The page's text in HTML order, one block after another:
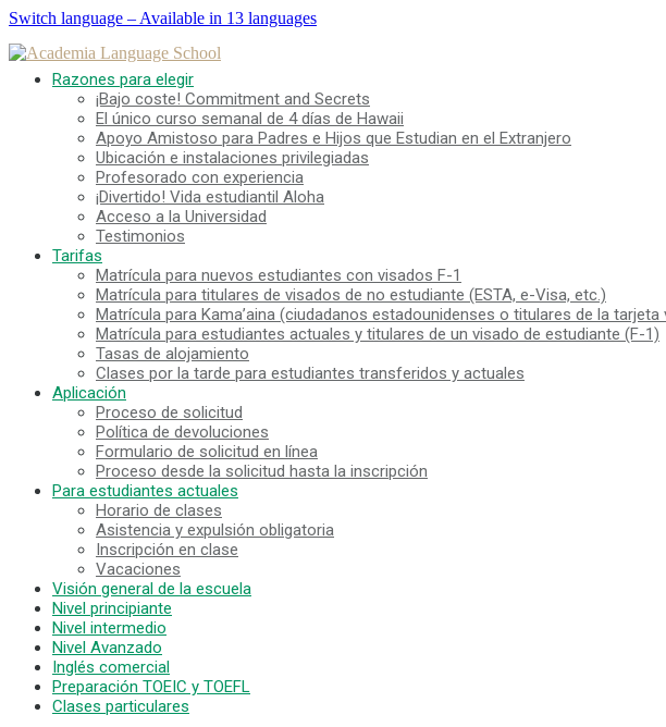
Switch language – Available in 13 languages
Razones para elegir
¡Bajo coste! Commitment and Secrets
El único curso semanal de 4 días de Hawaii
Apoyo Amistoso para Padres e Hijos que Estudian en el Extranjero
Ubicación e instalaciones privilegiadas
Profesorado con experiencia
¡Divertido! Vida estudiantil Aloha
Acceso a la Universidad
Testimonios
Tarifas
Matrícula para nuevos estudiantes con visados F-1
Matrícula para titulares de visados de no estudiante (ESTA, e-Visa, etc.)
Matrícula para Kama’aina (ciudadanos estadounidenses o titulares de la tarjeta
Matrícula para estudiantes actuales y titulares de un visado de estudiante (F-1)
Tasas de alojamiento
Clases por la tarde para estudiantes transferidos y actuales
Aplicación
Proceso de solicitud
Política de devoluciones
Formulario de solicitud en línea
Proceso desde la solicitud hasta la inscripción
Para estudiantes actuales
Horario de clases
Asistencia y expulsión obligatoria
Inscripción en clase
Vacaciones
Visión general de la escuela
Nivel principiante
Nivel intermedio
Nivel Avanzado
Inglés comercial
Preparación TOEIC y TOEFL
Clases particulares